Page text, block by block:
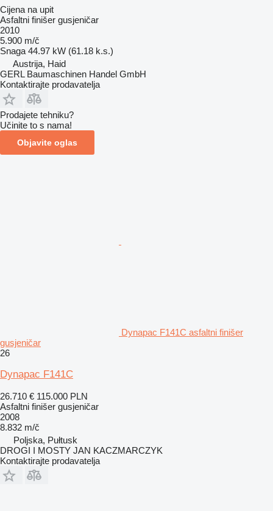
Cijena na upit
Asfaltni finišer gusjeničar
2010
5.900 m/č
Snaga 44.97 kW (61.18 k.s.)
Austrija, Haid
GERL Baumaschinen Handel GmbH
Kontaktirajte prodavatelja
Prodajete tehniku?
Učinite to s nama!
Objavite oglas
Dynapac F141C asfaltni finišer
gusjeničar
26
Dynapac F141C
26.710 € 115.000 PLN
Asfaltni finišer gusjeničar
2008
8.832 m/č
Poljska, Pułtusk
DROGI I MOSTY JAN KACZMARCZYK
Kontaktirajte prodavatelja